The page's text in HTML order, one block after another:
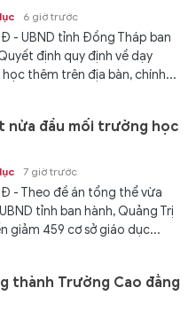
6 giờ trước
- UBND tỉnh Đồng Tháp ban
định quy định về dạy
thêm trên địa bàn, chính...
nửa đầu mối trường học
7 giờ trước
- Theo đề án tổng thể vừa
tỉnh ban hành, Quảng Trị
giảm 459 cơ sở giáo dục...
thành Trường Cao đẳng